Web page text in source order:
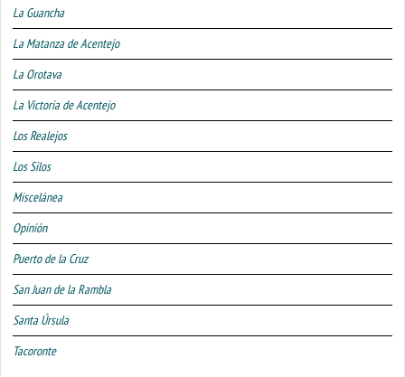
La Guancha
La Matanza de Acentejo
La Orotava
La Victoria de Acentejo
Los Realejos
Los Silos
Miscelánea
Opinión
Puerto de la Cruz
San Juan de la Rambla
Santa Úrsula
Tacoronte